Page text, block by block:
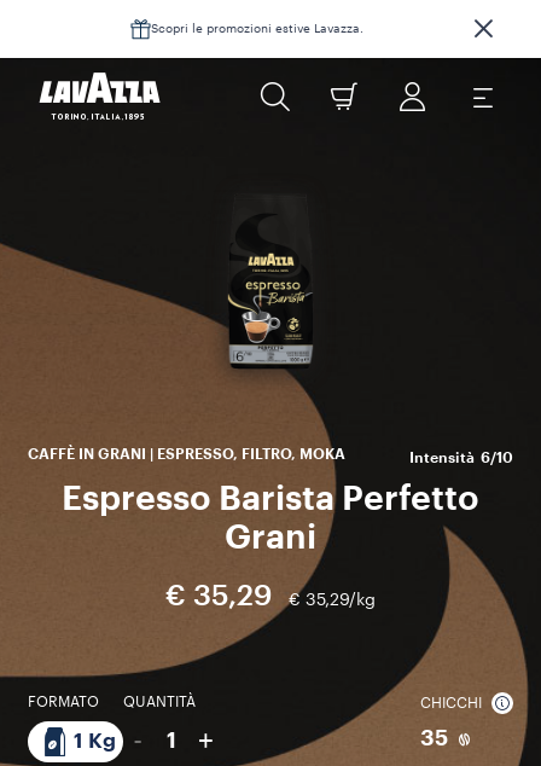
Scopri le promozioni estive Lavazza.
CAFFÈ IN GRANI | ESPRESSO, FILTRO, MOKA Intensità 6/10
Espresso Barista Perfetto
Grani
€ 35,29 € 35,29/kg
FORMATO
1 Kg
QUANTITÀ
- 1 +
CHICCHI
35